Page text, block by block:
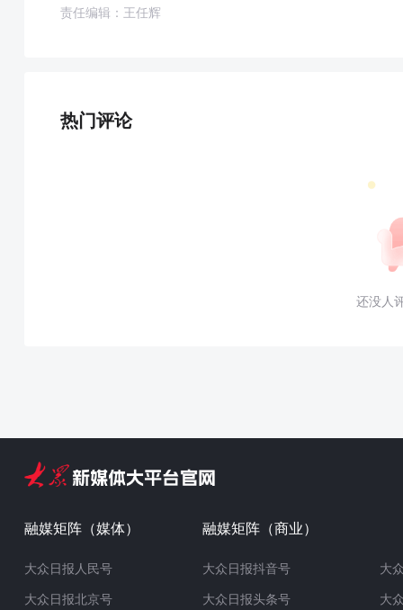
责任编辑：王任辉
热门评论
还没人
融媒矩阵（媒体）
大众日报人民号
大众日报北京号
融媒矩阵（商业）
大众日报抖音号
大众日报头条号
大
大